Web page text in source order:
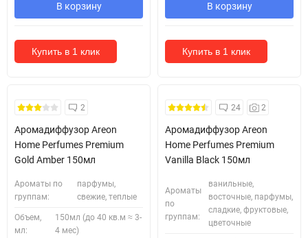
В корзину
Купить в 1 клик
В корзину
Купить в 1 клик
2
Аромадиффузор Areon
Home Perfumes Premium
Gold Amber 150мл
Ароматы по
группам:
парфумы,
свежие, теплые
Объем,
мл:
150мл (до 40 кв.м ≈ 3-
4 мес)
24 2
Аромадиффузор Areon
Home Perfumes Premium
Vanilla Black 150мл
Ароматы
по
группам:
ванильные,
восточные, парфумы,
сладкие, фруктовые,
цветочные